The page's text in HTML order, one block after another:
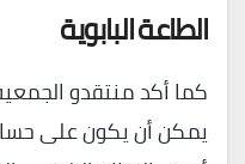
الطاعة البابوية
كما أكد منتقدو
يمكن أن يكون على